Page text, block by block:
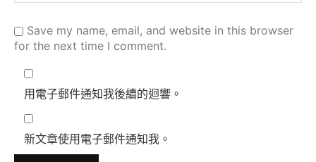
Save my name, email, and website in this browser
for the next time I comment.
用電子郵件通知我後續的迴響。
新文章使用電子郵件通知我。